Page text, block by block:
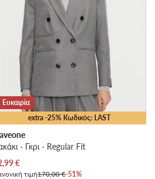
extra -25% Κωδικός: LAST
Ευκαιρία
· Γκρι · Regular Fit
τιμή
€
τιμή170,00 €-51%